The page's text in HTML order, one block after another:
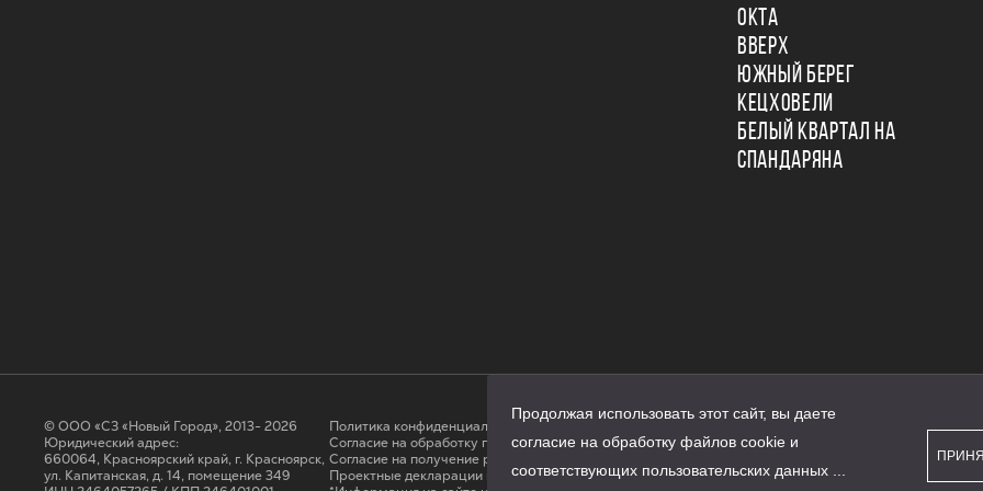
ОКТА
ВВЕРХ
ЮЖНЫЙ БЕРЕГ
КЕЦХОВЕЛИ
БЕЛЫЙ КВАРТАЛ НА
СПАНДАРЯНА
© ООО «СЗ «Новый Город», 2013- 2026
Юридический адрес:
660064, Красноярский край, г. Красноярск,
ул. Капитанская, д. 14, помещение 349
Политика конфиденциальности
Согласие на обработку персональных данных
Cогласие на получение рассылки
Проектные декларации на сайте наш.дом.рф
Продолжая использовать этот сайт, вы даете
согласие на обработку файлов cookie и
соответствующих пользовательских данных